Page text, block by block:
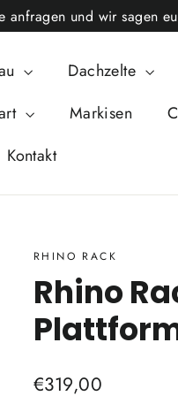
anfragen und wir
Dachzelte
Markisen
Kontakt
RHINO RACK
Rhino
Prezzo
€319,00